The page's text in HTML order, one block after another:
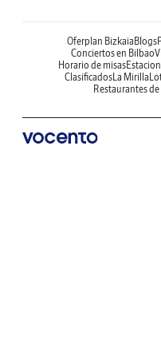
Oferplan Bizkaia Blogs
Conciertos en Bilbao
Horario de misas
ClasificadosLa Mirilla
Restaurantes